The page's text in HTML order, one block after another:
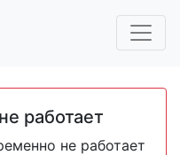
работает
не работает